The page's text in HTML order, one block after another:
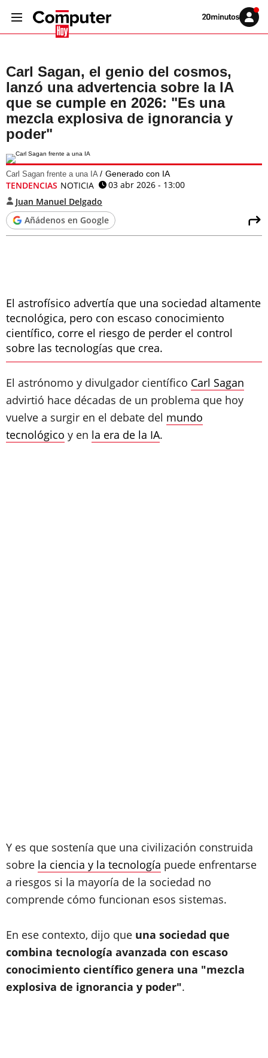
Volver
Iniciar
sesión
Carl Sagan, el genio del cosmos,
lanzó una advertencia sobre la IA
que se cumple en 2026: "Es una
mezcla explosiva de ignorancia y
poder"
Carl Sagan frente a una IA Generado con IA
TENDENCIAS NOTICIA
03 abr 2026 - 13:00
Juan Manuel Delgado
Añádenos en Google
El astrofísico advertía que una sociedad altamente
tecnológica, pero con escaso conocimiento
científico, corre el riesgo de perder el control
sobre las tecnologías que crea.
El astrónomo y divulgador científico Carl Sagan
advirtió hace décadas de un problema que hoy
vuelve a surgir en el debate del mundo
tecnológico y en la era de la IA.
Y es que sostenía que una civilización construida
sobre la ciencia y la tecnología puede enfrentarse
a riesgos si la mayoría de la sociedad no
comprende cómo funcionan esos sistemas.
En ese contexto, dijo que una sociedad que
combina tecnología avanzada con escaso
conocimiento científico genera una "mezcla
explosiva de ignorancia y poder".